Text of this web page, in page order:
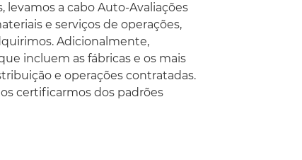
levamos a cabo Auto-Avaliações
e serviços de operações,
Adicionalmente,
incluem as fábricas e os mais
e operações contratadas.
certificarmos dos padrões